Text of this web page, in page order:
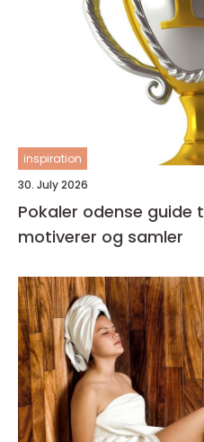
inspiration
30. July 2026
Pokaler odense guide til præmier, der
motiverer og samler